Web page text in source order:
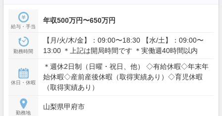
給与・手当
年収500万円〜650万円
勤務時間
【月/火/木/金】：09:00〜18:30 【水/土】：09:00〜
13:00 ＊上記は開局時間です ＊実働週40時間以内
休日・休暇
＊週休2日制（日曜・祝日、他） ◇有給休暇◇年末年
始休暇◇産前産後休暇（取得実績あり）◇育児休暇
（取得実績あり）
勤務地
山梨県甲府市